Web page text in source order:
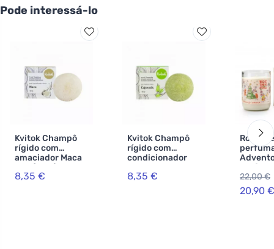
Pode interessá-lo
Kvitok Champô
rígido com
amaciador Maca
XXL (50 g) -
estimula o
8,35 €
Kvitok Champô
rígido com
condicionador
oleosos Árvore de
8,35 €
ml) -
22,00 €
20,90 €